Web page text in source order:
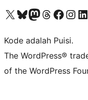
Kunjungi akun X (sebelumnya Twitter) kamiVisit our Bluesky account
Kunjungi akun Mastodon kami
Visit our Threads account
Kunjungi halaman Facebook kami
Kunjungi akun
Kode adalah Puisi.
The WordPress®
of the WordPress